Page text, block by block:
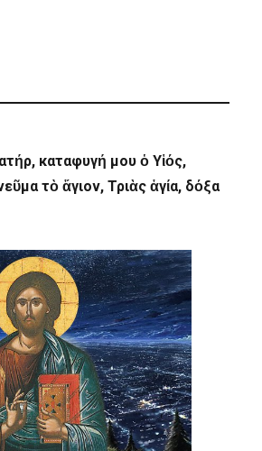
καταφυγή μου ὁ Υἱός,
τὸ ἅγιον, Τριὰς ἁγία, δόξα